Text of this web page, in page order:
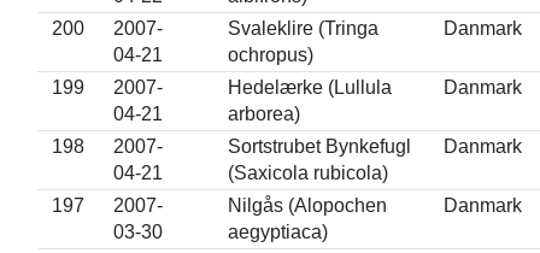
200
2007-
04-21
Svaleklire (Tringa
ochropus)
Danmark
199
2007-
04-21
Hedelærke (Lullula
arborea)
Danmark
198
2007-
04-21
Sortstrubet Bynkefugl
(Saxicola rubicola)
Danmark
197
2007-
03-30
Nilgås (Alopochen
aegyptiaca)
Danmark